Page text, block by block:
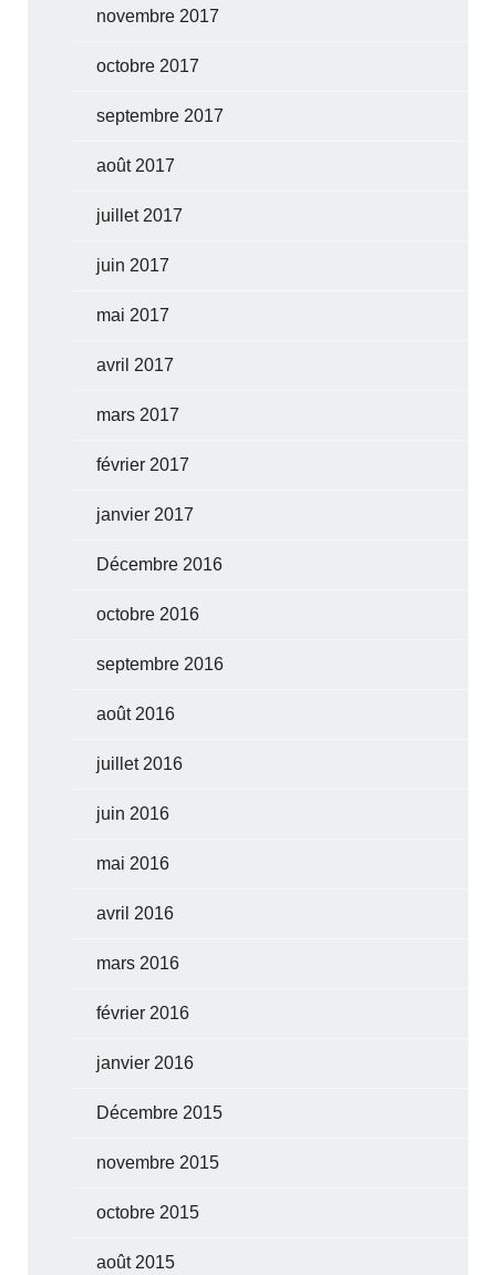
novembre 2017
octobre 2017
septembre 2017
août 2017
juillet 2017
juin 2017
mai 2017
avril 2017
mars 2017
février 2017
janvier 2017
Décembre 2016
octobre 2016
septembre 2016
août 2016
juillet 2016
juin 2016
mai 2016
avril 2016
mars 2016
février 2016
janvier 2016
Décembre 2015
novembre 2015
octobre 2015
août 2015